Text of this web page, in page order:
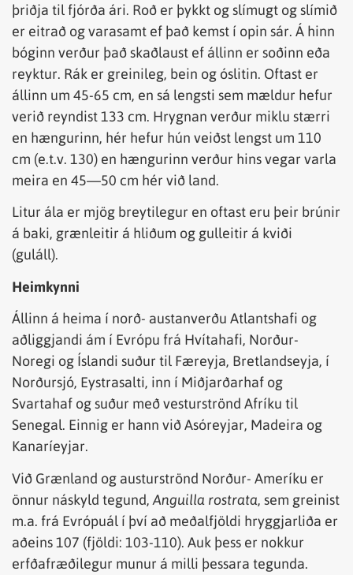
þriðja til fjórða ári. Roð er þykkt og slímugt og slímið
er eitrað og varasamt ef það kemst í opin sár. Á hinn
bóginn verður það skaðlaust ef állinn er soðinn eða
reyktur. Rák er greinileg, bein og óslitin. Oftast er
állinn um 45-65 cm, en sá lengsti sem mældur hefur
verið reyndist 133 cm. Hrygnan verður miklu stærri
en hængurinn, hér hefur hún veiðst lengst um 110
cm (e.t.v. 130) en hængurinn verður hins vegar varla
meira en 45—50 cm hér við land.
Litur ála er mjög breytilegur en oftast eru þeir brúnir
á baki, grænleitir á hliðum og gulleitir á kviði
(guláll).
Heimkynni
Állinn á heima í norð- austanverðu Atlantshafi og
aðliggjandi ám í Evrópu frá Hvítahafi, Norður-
Noregi og Íslandi suður til Færeyja, Bretlandseyja, í
Norðursjó, Eystrasalti, inn í Miðjarðarhaf og
Svartahaf og suður með vesturströnd Afríku til
Senegal. Einnig er hann við Asóreyjar, Madeira og
Kanaríeyjar.
Við Grænland og austurströnd Norður- Ameríku er
önnur náskyld tegund, Anguilla rostrata, sem greinist
m.a. frá Evrópuál í því að meðalfjöldi hryggjarliða er
aðeins 107 (fjöldi: 103-110). Auk þess er nokkur
erfðafræðilegur munur á milli þessara tegunda.